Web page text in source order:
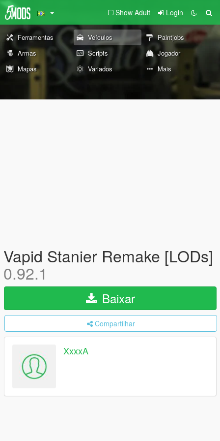
Show Adult Login
Ferramentas Veículos
Paintjobs
Armas
Scripts
Jogador
Mapas
Variados Mais
Vapid Stanier Remake [LODs]
0.92.1
Baixar
Compartilhar
XxxxA